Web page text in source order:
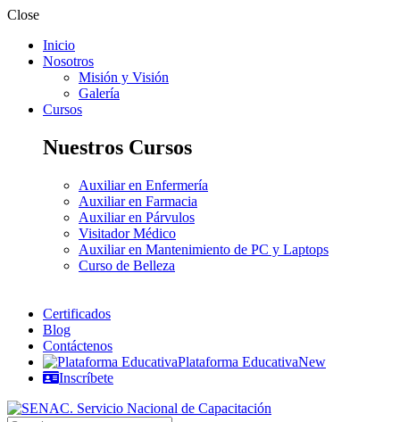
Close
Inicio
Nosotros
Misión y Visión
Galería
Cursos
Nuestros Cursos
Auxiliar en Enfermería
Auxiliar en Farmacia
Auxiliar en Párvulos
Visitador Médico
Auxiliar en Mantenimiento de PC y Laptops
Curso de Belleza
Certificados
Blog
Contáctenos
Plataforma EducativaNew
Inscríbete